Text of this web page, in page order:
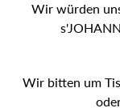
Wir würden
Wir bitten um